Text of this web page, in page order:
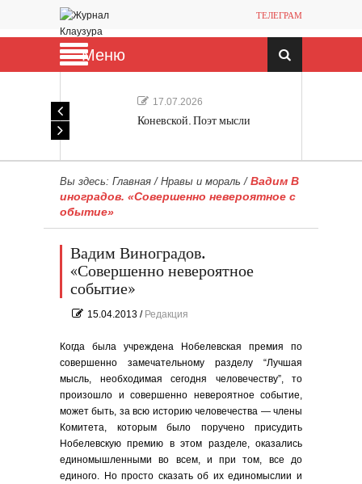
ТЕЛЕГРАМ
Меню
17.07.2026
Коневской. Поэт мысли
Вы здесь: Главная / Нравы и мораль / Вадим В
иноградов. «Совершенно невероятное с
обытие»
Вадим Виноградов.
«Совершенно невероятное
событие»
15.04.2013 / Редакция
Когда была учреждена Нобелевская премия по
совершенно замечательному разделу “Лучшая
мысль, необходимая сегодня человечеству”, то
произошло и совершенно невероятное событие,
может быть, за всю историю человечества — члены
Комитета, которым было поручено присудить
Нобелевскую премию в этом разделе, оказались
единомышленными во всем, и при том, все до
единого. Но просто сказать об их единомыслии и